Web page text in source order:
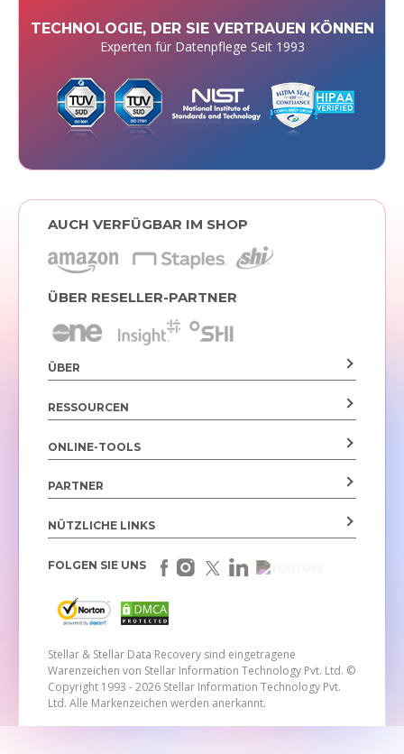
TECHNOLOGIE, DER SIE VERTRAUEN KÖNNEN
Experten für Datenpflege Seit 1993
AUCH VERFÜGBAR IM SHOP
ÜBER RESELLER-PARTNER
ÜBER
RESSOURCEN
ONLINE-TOOLS
PARTNER
NÜTZLICHE LINKS
Stellar & Stellar Data Recovery sind eingetragene
Warenzeichen von Stellar Information Technology Pvt. Ltd. ©
Copyright 1993 - 2026 Stellar Information Technology Pvt.
Ltd. Alle Markenzeichen werden anerkannt.
FOLGEN SIE UNS